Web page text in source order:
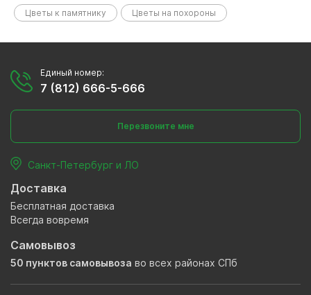
Цветы к памятнику Цветы на похороны
Единый номер:
7 (812) 666-5-666
Перезвоните мне
Санкт-Петербург и ЛО
Доставка
Бесплатная доставка
Всегда вовремя
Самовывоз
50 пунктов самовывоза во всех районах СПб